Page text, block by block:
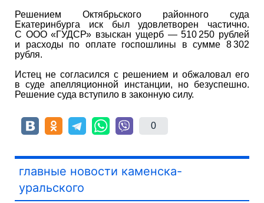
Решением Октябрьского районного суда
Екатеринбурга иск был удовлетворен частично.
С ООО «ГУДСР» взыскан ущерб — 510 250 рублей
и расходы по оплате госпошлины в сумме 8 302
рубля.
Истец не согласился с решением и обжаловал его
в суде апелляционной инстанции, но безуспешно.
Решение суда вступило в законную силу.
0
главные новости каменска-
уральского